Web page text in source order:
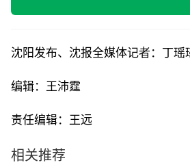
沈阳发布、沈报全媒体记者：丁瑶
编辑：王沛霆
责任编辑：王远
相关推荐